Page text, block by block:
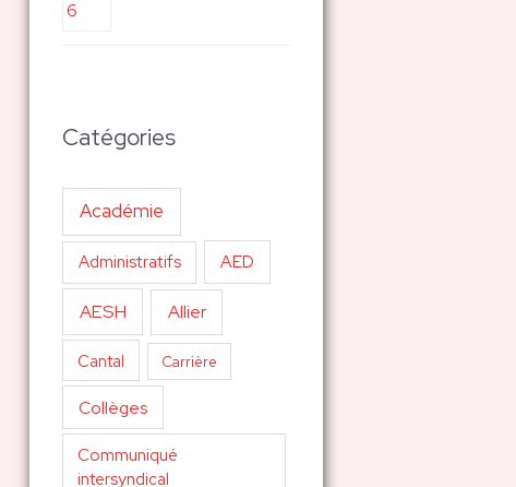
Catégories
Académie
Administratifs AED
AESH Allier
Cantal Carrière
Collèges
Communiqué
intersyndical